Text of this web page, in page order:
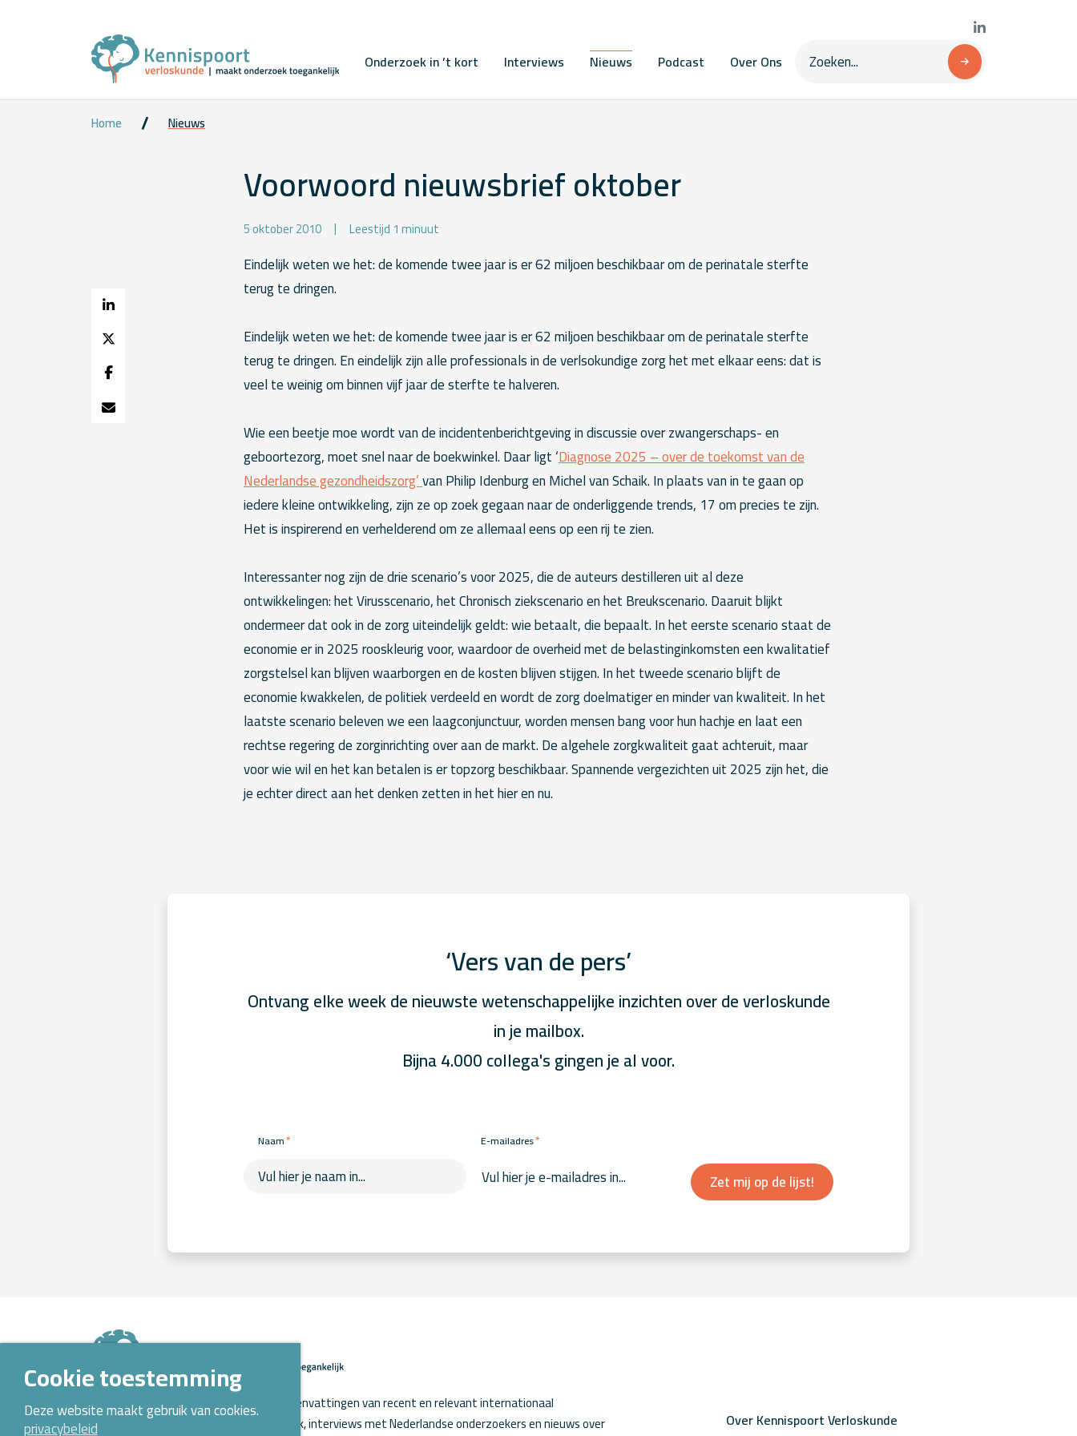
Onderzoek in ’t kort Interviews Nieuws Podcast Over Ons
Home Nieuws
Voorwoord nieuwsbrief oktober
5 oktober 2010 Leestijd 1 minuut
Eindelijk weten we het: de komende twee jaar is er 62 miljoen beschikbaar om de perinatale sterfte
terug te dringen.
Eindelijk weten we het: de komende twee jaar is er 62 miljoen beschikbaar om de perinatale sterfte
terug te dringen. En eindelijk zijn alle professionals in de verlsokundige zorg het met elkaar eens: dat is
veel te weinig om binnen vijf jaar de sterfte te halveren.
Wie een beetje moe wordt van de incidentenberichtgeving in discussie over zwangerschaps- en
geboortezorg, moet snel naar de boekwinkel. Daar ligt ‘Diagnose 2025 – over de toekomst van de
Nederlandse gezondheidszorg’van Philip Idenburg en Michel van Schaik. In plaats van in te gaan op
iedere kleine ontwikkeling, zijn ze op zoek gegaan naar de onderliggende trends, 17 om precies te zijn.
Het is inspirerend en verhelderend om ze allemaal eens op een rij te zien.
Interessanter nog zijn de drie scenario’s voor 2025, die de auteurs destilleren uit al deze
ontwikkelingen: het Virusscenario, het Chronisch ziekscenario en het Breukscenario. Daaruit blijkt
ondermeer dat ook in de zorg uiteindelijk geldt: wie betaalt, die bepaalt. In het eerste scenario staat de
economie er in 2025 rooskleurig voor, waardoor de overheid met de belastinginkomsten een kwalitatief
zorgstelsel kan blijven waarborgen en de kosten blijven stijgen. In het tweede scenario blijft de
economie kwakkelen, de politiek verdeeld en wordt de zorg doelmatiger en minder van kwaliteit. In het
laatste scenario beleven we een laagconjunctuur, worden mensen bang voor hun hachje en laat een
rechtse regering de zorginrichting over aan de markt. De algehele zorgkwaliteit gaat achteruit, maar
voor wie wil en het kan betalen is er topzorg beschikbaar. Spannende vergezichten uit 2025 zijn het, die
je echter direct aan het denken zetten in het hier en nu.
‘Vers van de pers’
Ontvang elke week de nieuwste wetenschappelijke inzichten over de verloskunde
in je mailbox.
Bijna 4.000 collega's gingen je al voor.
Naam* E-mailadres*
Zet mij op de lijst!
Op Kennispoort Verloskunde vind je samenvattingen van recent en relevant internationaal
verloskundig wetenschappelijk onderzoek, interviews met Nederlandse onderzoekers en nieuws over
Over Kennispoort Verloskunde
Cookie toestemming
Deze website maakt gebruik van cookies.
privacybeleid